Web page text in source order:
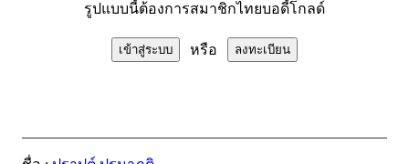
รูปแบบนี้ต้องการสมาชิกไทยบอดี้โกลด์
หรือ